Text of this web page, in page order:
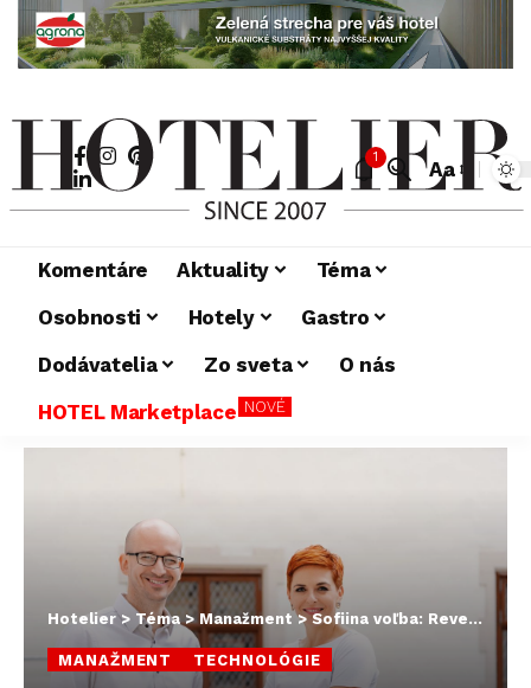
1
Aa
Komentáre Aktuality
Téma
Osobnosti
Hotely
Gastro
Dodávatelia
Zo sveta
O nás
HOTEL Marketplace NOVÉ
Hotelier> Téma> Manažment >Sofiina voľba: Revenue softvér alebo revenue manažér?
MANAŽMENT TECHNOLÓGIE